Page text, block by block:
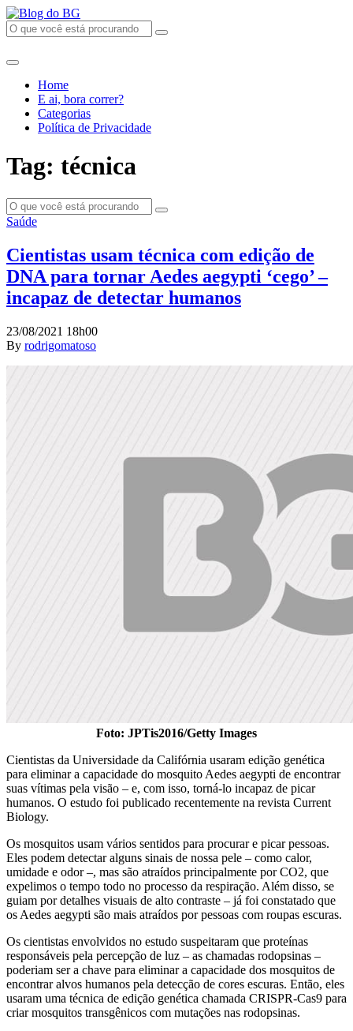
Home
E ai, bora correr?
Categorias
Política de Privacidade
Tag: técnica
Saúde
Cientistas usam técnica com edição de
DNA para tornar Aedes aegypti ‘cego’ –
incapaz de detectar humanos
23/08/2021 18h00
By rodrigomatoso
Foto: JPTis2016/Getty Images
Cientistas da Universidade da Califórnia usaram edição genética
para eliminar a capacidade do mosquito Aedes aegypti de encontrar
suas vítimas pela visão – e, com isso, torná-lo incapaz de picar
humanos. O estudo foi publicado recentemente na revista Current
Biology.
Os mosquitos usam vários sentidos para procurar e picar pessoas.
Eles podem detectar alguns sinais de nossa pele – como calor,
umidade e odor –, mas são atraídos principalmente por CO2, que
expelimos o tempo todo no processo da respiração. Além disso, se
guiam por detalhes visuais de alto contraste – já foi constatado que
os Aedes aegypti são mais atraídos por pessoas com roupas escuras.
Os cientistas envolvidos no estudo suspeitaram que proteínas
responsáveis pela percepção de luz – as chamadas rodopsinas –
poderiam ser a chave para eliminar a capacidade dos mosquitos de
encontrar alvos humanos pela detecção de cores escuras. Então, eles
usaram uma técnica de edição genética chamada CRISPR-Cas9 para
criar mosquitos transgênicos com mutações nas rodopsinas.